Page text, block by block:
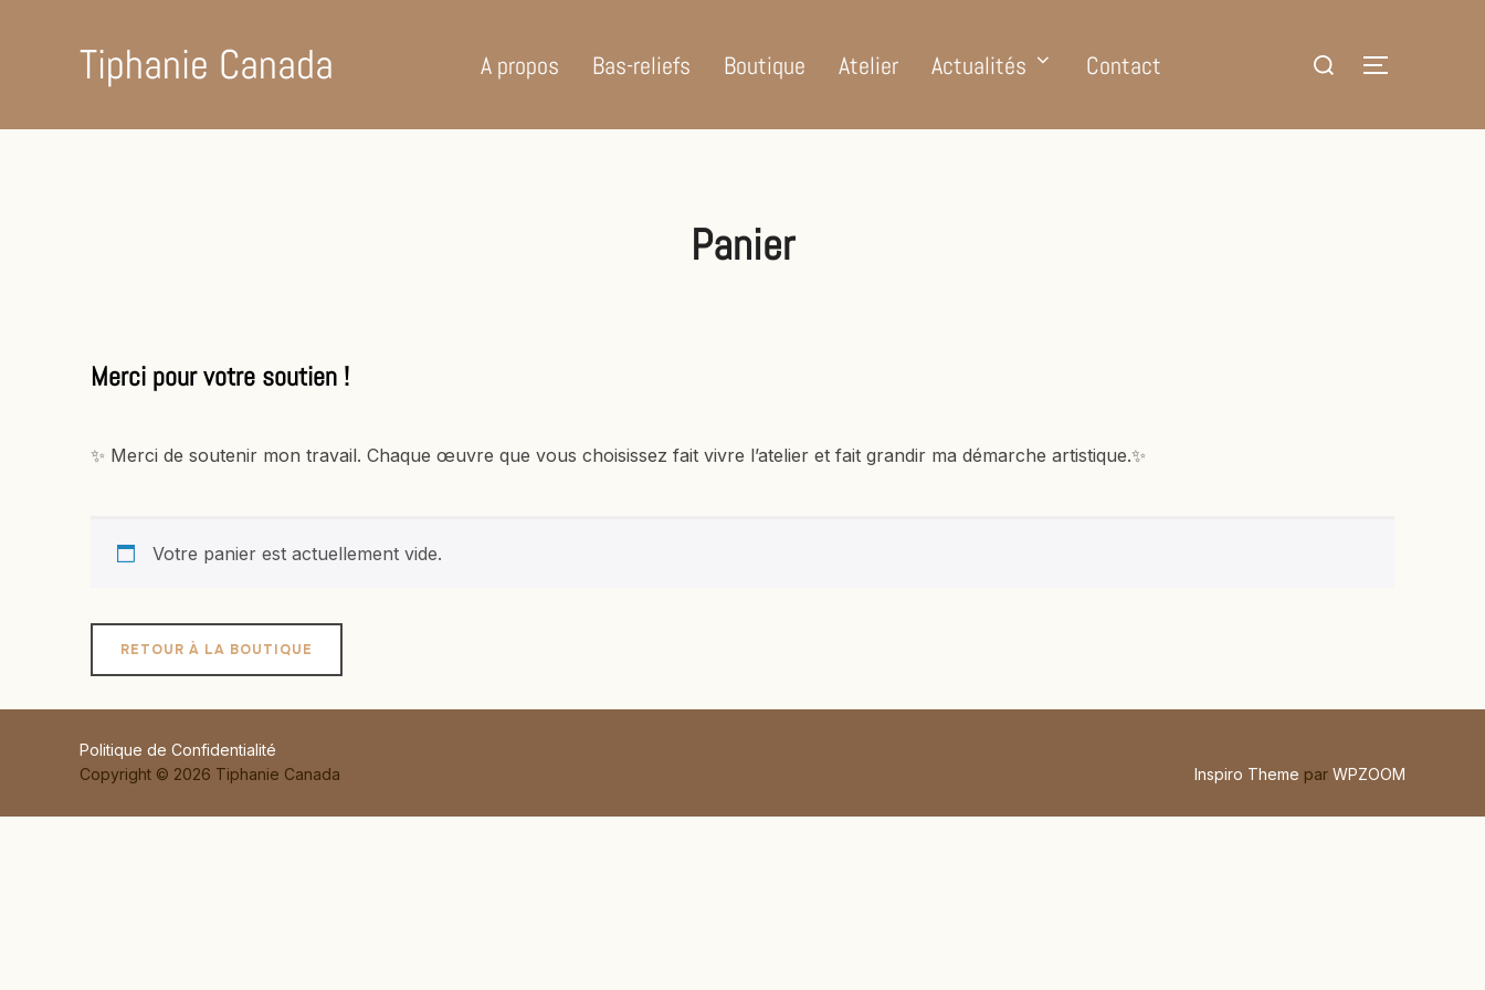
Tiphanie Canada A propos Bas-reliefs Boutique Atelier Actualités Contact
Panier
Merci pour votre soutien !
✨ Merci de soutenir mon travail. Chaque œuvre que vous choisissez fait vivre l’atelier et fait grandir ma démarche artistique.✨
Votre panier est actuellement vide.
RETOUR À LA BOUTIQUE
Politique de Confidentialité
Copyright © 2026 Tiphanie Canada
Inspiro Theme par WPZOOM